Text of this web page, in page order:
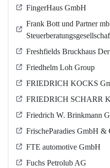
FingerHaus GmbH
Frank Bott und Partner
Freshfields Bruckhaus
Friedhelm Loh Group
FRIEDRICH KOCKS
FRIEDRICH SCHARR
Friedrich W. Brinkmann
FrischeParadies GmbH &
FTE automotive GmbH
Fuchs Petrolub AG